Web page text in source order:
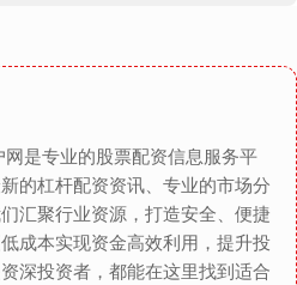
是专业的股票配资信息服务平
的杠杆配资资讯、专业的市场分
汇聚行业资源，打造安全、便捷
成本实现资金高效利用，提升投
深投资者，都能在这里找到适合